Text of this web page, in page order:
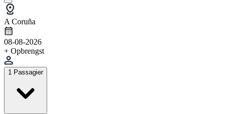
A Coruña
08-08-2026
+ Opbrengst
1 Passagier